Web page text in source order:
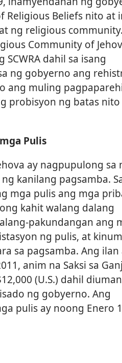
Religious Beliefs nito at
ng religious community.
Community of
dahil sa isang
ng gobyerno ang
ang muling
probisyon ng batas nito
Pulis
ay nagpupulong sa
kanilang pagsamba.
mga pulis ang mga
kahit walang dalang
pakundangan ang
ng pulis, at
sa pagsamba. Ang ilan
anim na Saksi sa
(U.S.) dahil
ng gobyerno. Ang
pulis ay noong Enero